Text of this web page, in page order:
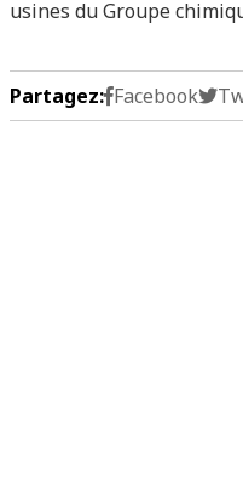
usines du Groupe
Partagez: Facebook